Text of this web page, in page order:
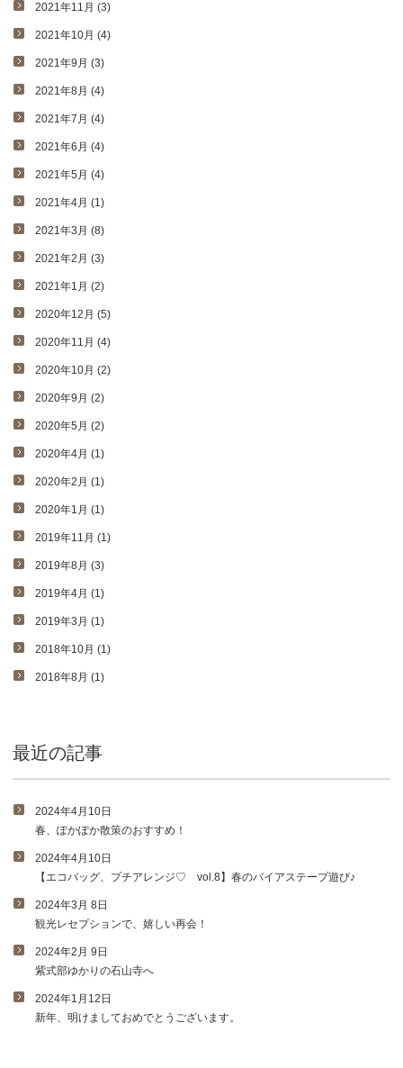
2021年11月 (3)
2021年10月 (4)
2021年9月 (3)
2021年8月 (4)
2021年7月 (4)
2021年6月 (4)
2021年5月 (4)
2021年4月 (1)
2021年3月 (8)
2021年2月 (3)
2021年1月 (2)
2020年12月 (5)
2020年11月 (4)
2020年10月 (2)
2020年9月 (2)
2020年5月 (2)
2020年4月 (1)
2020年2月 (1)
2020年1月 (1)
2019年11月 (1)
2019年8月 (3)
2019年4月 (1)
2019年3月 (1)
2018年10月 (1)
2018年8月 (1)
最近の記事
2024年4月10日
春、ぽかぽか散策のおすすめ！
2024年4月10日
【エコバッグ、プチアレンジ♡ vol.8】春のバイアステープ遊び♪
2024年3月 8日
観光レセプションで、嬉しい再会！
2024年2月 9日
紫式部ゆかりの石山寺へ
2024年1月12日
新年、明けましておめでとうございます。